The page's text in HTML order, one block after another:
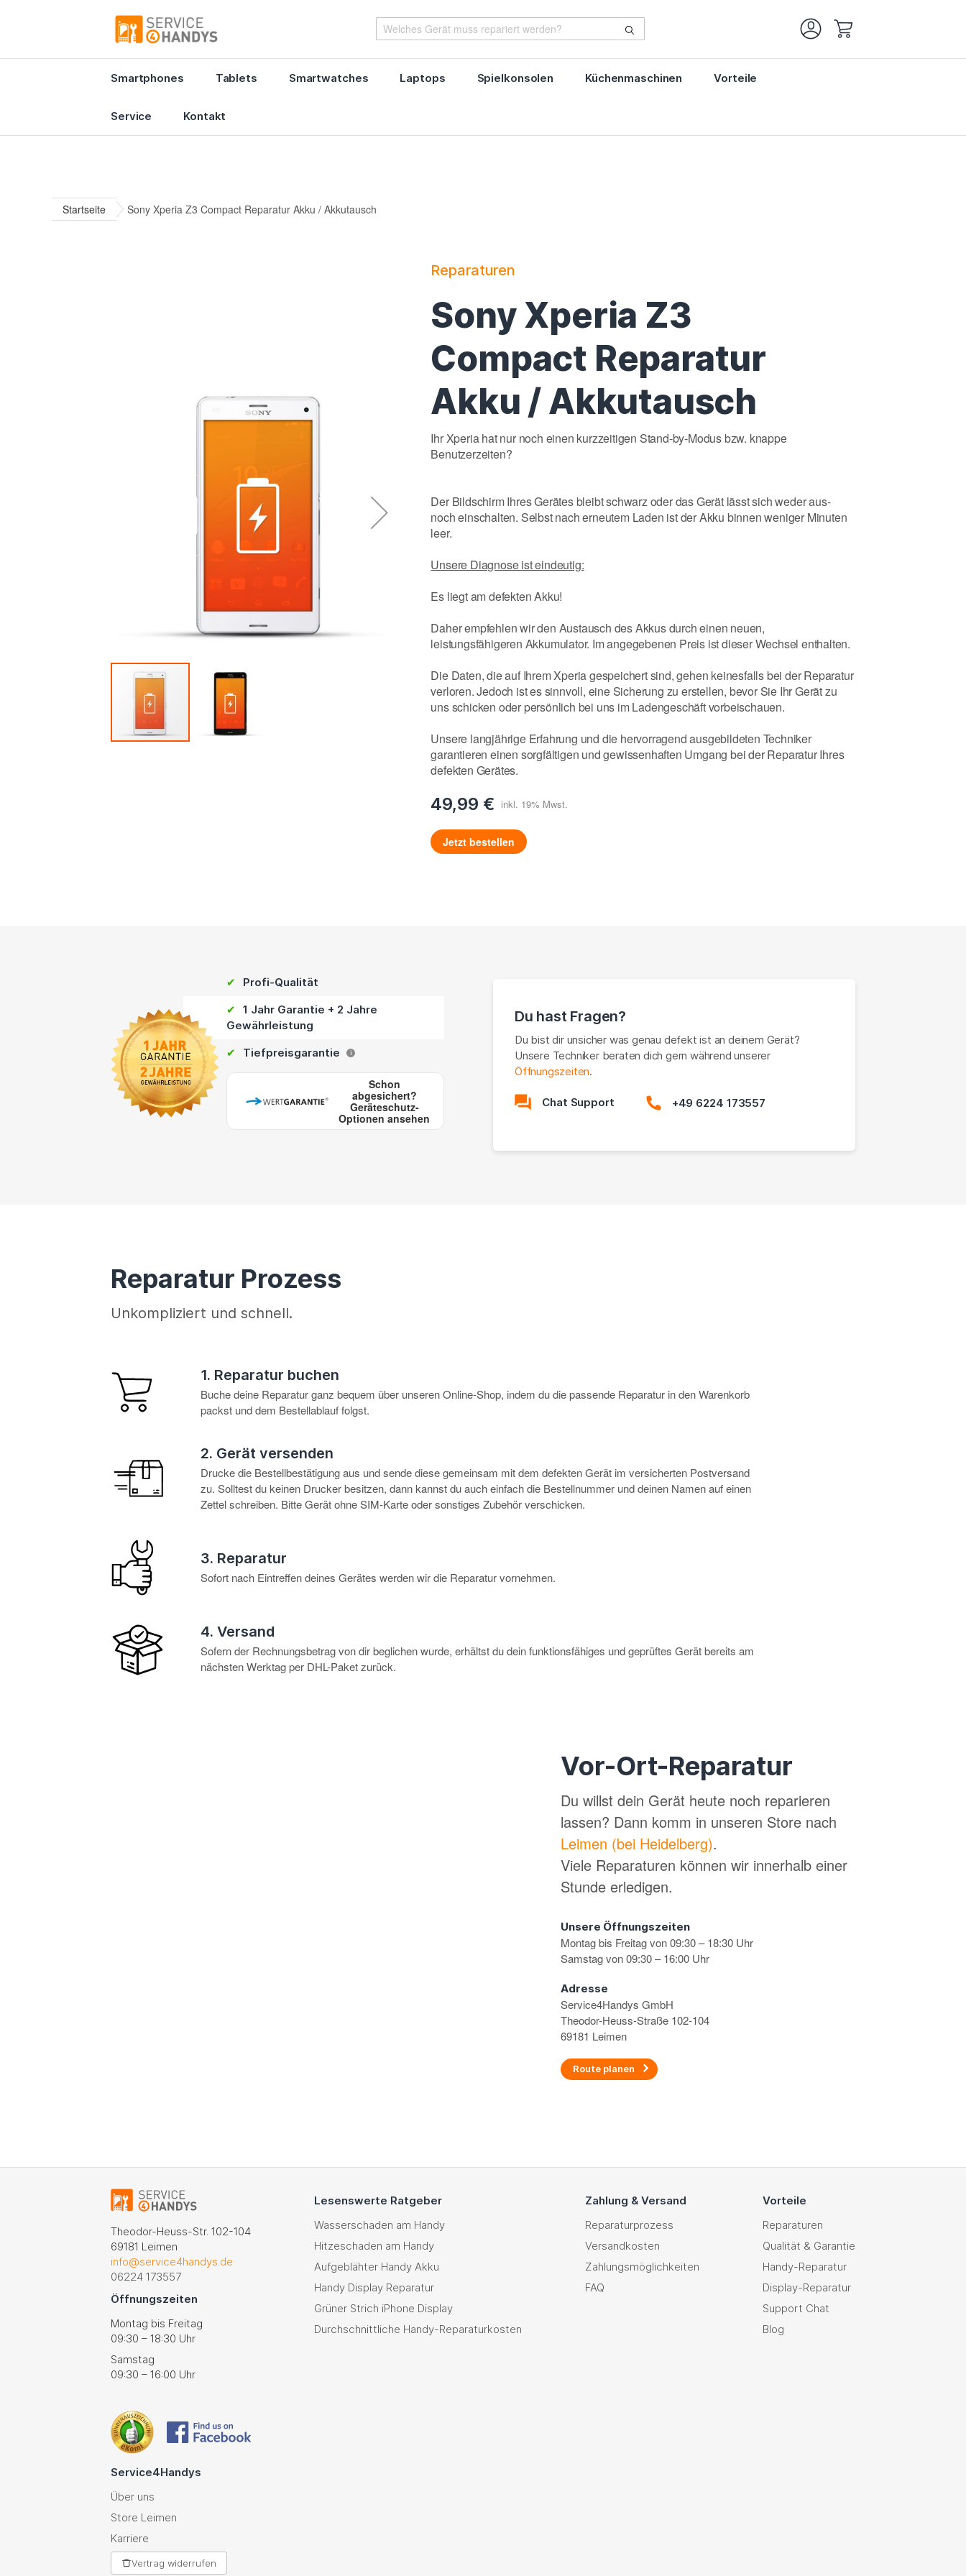
Smartphones Tablets Smartwatches Laptops Spielkonsolen Küchenmaschinen Vorteile
Service Kontakt
Startseite Sony Xperia Z3 Compact Reparatur Akku / Akkutausch
Reparaturen
Sony Xperia Z3
Compact Reparatur
Akku / Akkutausch
Ihr Xperia hat nur noch einen kurzzeitigen Stand-by-Modus bzw. knappe
Benutzerzeiten?
Der Bildschirm Ihres Gerätes bleibt schwarz oder das Gerät lässt sich weder aus-
noch einschalten. Selbst nach erneutem Laden ist der Akku binnen weniger Minuten
leer.
Unsere Diagnose ist eindeutig:
Es liegt am defekten Akku!
Daher empfehlen wir den Austausch des Akkus durch einen neuen,
leistungsfähigeren Akkumulator. Im angegebenen Preis ist dieser Wechsel enthalten.
Die Daten, die auf Ihrem Xperia gespeichert sind, gehen keinesfalls bei der Reparatur
verloren. Jedoch ist es sinnvoll, eine Sicherung zu erstellen, bevor Sie Ihr Gerät zu
uns schicken oder persönlich bei uns im Ladengeschäft vorbeischauen.
Unsere langjährige Erfahrung und die hervorragend ausgebildeten Techniker
garantieren einen sorgfältigen und gewissenhaften Umgang bei der Reparatur Ihres
defekten Gerätes.
49,99 €
Jetzt bestellen
✔ Profi-Qualität
✔
1 Jahr Garantie + 2 Jahre
Gewährleistung
✔ Tiefpreisgarantie i
Schon
abgesichert?
Geräteschutz-
Optionen ansehen
Du hast Fragen?
Du bist dir unsicher was genau defekt ist an deinem Gerät?
Unsere Techniker beraten dich gern während unserer
Öffnungszeiten.
Chat Support +49 6224 173557
Reparatur Prozess
Unkompliziert und schnell.
1. Reparatur buchen
Buche deine Reparatur ganz bequem über unseren Online-Shop, indem du die passende Reparatur in den Warenkorb
packst und dem Bestellablauf folgst.
2. Gerät versenden
Drucke die Bestellbestätigung aus und sende diese gemeinsam mit dem defekten Gerät im versicherten Postversand
zu. Solltest du keinen Drucker besitzen, dann kannst du auch einfach die Bestellnummer und deinen Namen auf einen
Zettel schreiben. Bitte Gerät ohne SIM-Karte oder sonstiges Zubehör verschicken.
3. Reparatur
Sofort nach Eintreffen deines Gerätes werden wir die Reparatur vornehmen.
4. Versand
Sofern der Rechnungsbetrag von dir beglichen wurde, erhältst du dein funktionsfähiges und geprüftes Gerät bereits am
nächsten Werktag per DHL-Paket zurück.
Vor-Ort-Reparatur
Du willst dein Gerät heute noch reparieren
lassen? Dann komm in unseren Store nach
Leimen (bei Heidelberg).
Viele Reparaturen können wir innerhalb einer
Stunde erledigen.
Unsere Öffnungszeiten
Montag bis Freitag von 09:30 – 18:30 Uhr
Samstag von 09:30 – 16:00 Uhr
Adresse
Service4Handys GmbH
Theodor-Heuss-Straße 102-104
69181 Leimen
Route planen
Theodor-Heuss-Str. 102-104
69181 Leimen
info@service4handys.de
06224 173557
Öffnungszeiten
Montag bis Freitag
09:30 – 18:30 Uhr
Samstag
09:30 – 16:00 Uhr
Lesenswerte Ratgeber
Wasserschaden am Handy
Hitzeschaden am Handy
Aufgeblähter Handy Akku
Handy Display Reparatur
Grüner Strich iPhone Display
Durchschnittliche Handy-Reparaturkosten
Zahlung & Versand
Reparaturprozess
Versandkosten
Zahlungsmöglichkeiten
FAQ
Vorteile
Reparaturen
Qualität & Garantie
Handy-Reparatur
Display-Reparatur
Support Chat
Blog
Service4Handys
Über uns
Store Leimen
Karriere
Vertrag widerrufen